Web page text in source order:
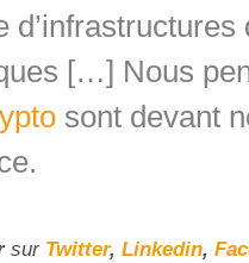
[…] Nous
sont devant
sur Twitter, Linkedin,